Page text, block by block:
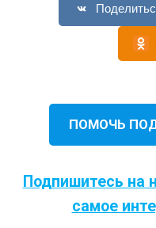
ПОМОЧЬ
Подпишитесь на
самое